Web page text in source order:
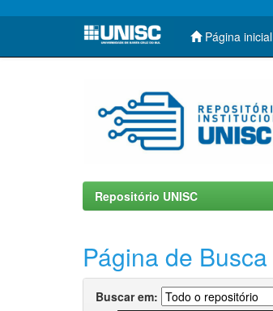
Skip
Página inicial
Repositório UNISC
Página de Busca
Buscar em: